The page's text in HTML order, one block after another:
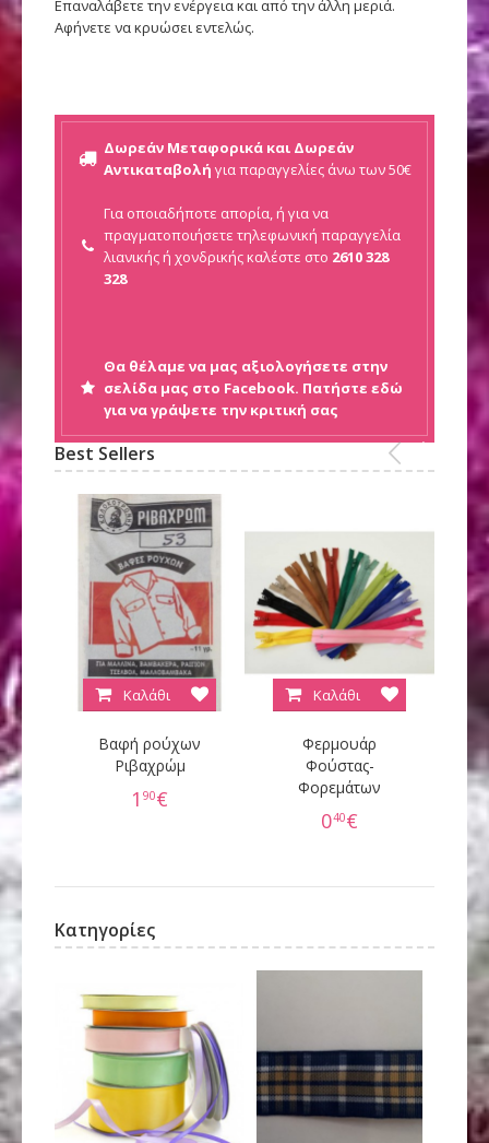
Επαναλάβετε την ενέργεια και από την άλλη μεριά.
Αφήνετε να κρυώσει εντελώς.
Δωρεάν Μεταφορικά και Δωρεάν
Αντικαταβολή για παραγγελίες άνω των 50€
Για οποιαδήποτε απορία, ή για να
πραγματοποιήσετε τηλεφωνική παραγγελία
λιανικής ή χονδρικής καλέστε στο 2610 328
328
Θα θέλαμε να μας αξιολογήσετε στην
σελίδα μας στο Facebook. Πατήστε εδώ
για να γράψετε την κριτική σας
Best Sellers
Βαφή ρούχων
Ριβαχρώμ
1 90€
Καλάθι
Φερμουάρ
Φούστας-
Φορεμάτων
040€
Καλάθι
Κατηγορίες